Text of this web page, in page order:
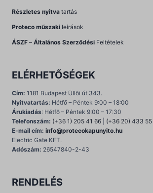
Részletes nyitva tartás
Proteco műszaki leírások
ÁSZF – Általános Szerződési Feltételek
ELÉRHETŐSÉGEK
Cím: 1181 Budapest Üllői út 343.
Nyitvatartás: Hétfő – Péntek 9:00 – 18:00
Árukiadás: Hétfő – Péntek 9:00 – 17:30
Telefonszám: (+36 1) 205 41 66
(+36 20) 433 55
E-mail cím: info@protecokapunyito.hu
Electric Gate KFT.
Adószám: 26547840-2-43
RENDELÉS